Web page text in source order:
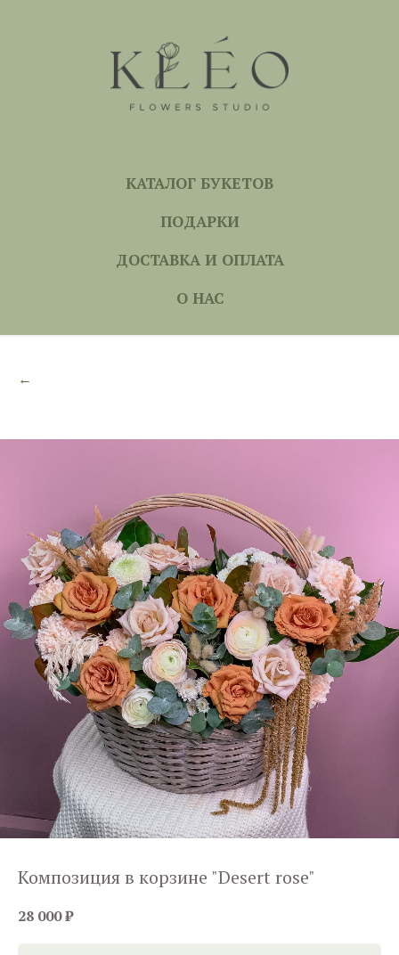
КАТАЛОГ БУКЕТОВ
ПОДАРКИ
ДОСТАВКА И ОПЛАТА
О НАС
←
Композиция в корзине "Desert rose"
28 000₽